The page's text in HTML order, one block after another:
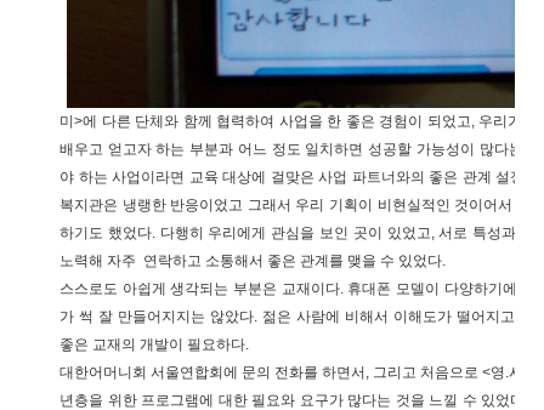
미>에 다른 단체와 함께 협력하여 사업을 한 좋은 경험이 되었고, 우리가
배우고 얻고자 하는 부분과 어느 정도 일치하면 성공할 가능성이 많다는
야 하는 사업이라면 교육 대상에 걸맞은 사업 파트너와의 좋은 관계 설정
복지관은 냉랭한 반응이었고 그래서 우리 기획이 비현실적인 것이어서 그
하기도 했었다. 다행히 우리에게 관심을 보인 곳이 있었고, 서로 특성과 목
노력해 자주 연락하고 소통해서 좋은 관계를 맺을 수 있었다.
스스로도 아쉽게 생각되는 부분은 교재이다. 휴대폰 모델이 다양하기에
가 썩 잘 만들어지지는 않았다. 젊은 사람에 비해서 이해도가 떨어지고 기
좋은 교재의 개발이 필요하다.
대한어머니회 서울연합회에 문의 전화를 하면서, 그리고 처음으로 <영.시.
년층을 위한 프로그램에 대한 필요와 요구가 많다는 것을 느낄 수 있었다.